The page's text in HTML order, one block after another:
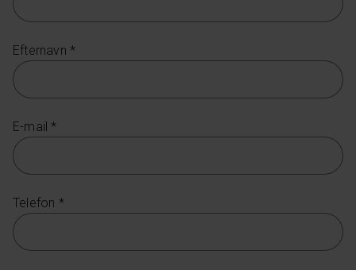
Efternavn *
E-mail *
Telefon *